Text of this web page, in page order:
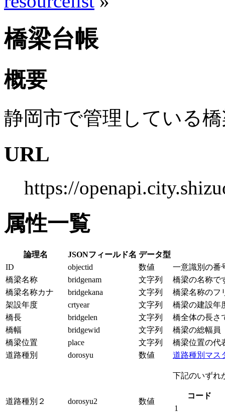
橋梁台帳
概要
静岡市で管理している
URL
https://
属性一覧
論理名 JSONフィールド名 データ型
ID
objectid 数値
一意識別の番
橋梁名称
bridgenam 文字列
橋梁の名称で
橋梁名称カナ
bridgekana 文字列
橋梁名称のフ
架設年度
crtyear 文字列
橋梁の建設年
橋長
bridgelen 文字列
橋全体の長さ
橋幅
bridgewid 文字列
橋梁の総幅員
橋梁位置
place 文字列
橋梁位置の代
道路種別
dorosyu 数値 道路種別マス
道路種別２ dorosyu2 数値
下記のいずれ
コード
1